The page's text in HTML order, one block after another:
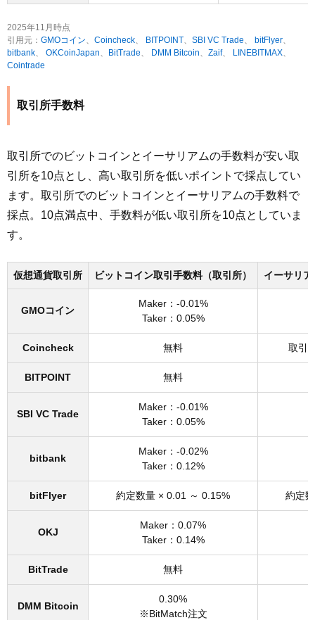
2025年11月時点
引用元： GMOコイン、 Coincheck、 BITPOINT、 SBI VC Trade、 bitFlyer、
bitbank、 OKCoinJapan、 BitTrade、 DMM Bitcoin、 Zaif、 LINEBITMAX、
Cointrade
取引所手数料
取引所でのビットコインとイーサリアムの手数料が安い取
引所を10点とし、高い取引所を低いポイントで採点してい
ます。取引所でのビットコインとイーサリアムの手数料で
採点。10点満点中、手数料が低い取引所を10点としていま
す。
仮想通貨取引所 ビットコイン取引手数料（取引所） イーサリ
GMOコイン
Maker：-0.01%
Taker：0.05%
Coincheck 無料 取引
BITPOINT 無料
SBI VC Trade
Maker：-0.01%
Taker：0.05%
bitbank
Maker：-0.02%
Taker：0.12%
bitFlyer 約定数量 × 0.01 ～ 0.15% 約定
OKJ
Maker：0.07%
Taker：0.14%
BitTrade 無料
DMM Bitcoin
0.30%
※BitMatch注文